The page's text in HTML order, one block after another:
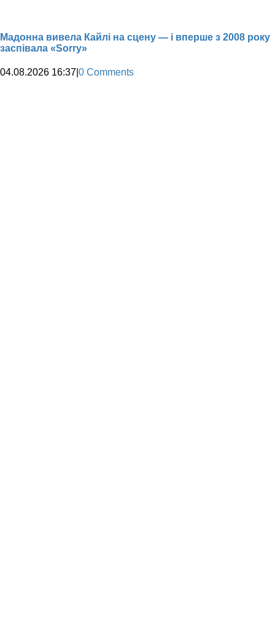
Мадонна вивела Кайлі на сцену — і вперше з 2008 року
заспівала «Sorry»
04.08.2026 16:37 0 Comments